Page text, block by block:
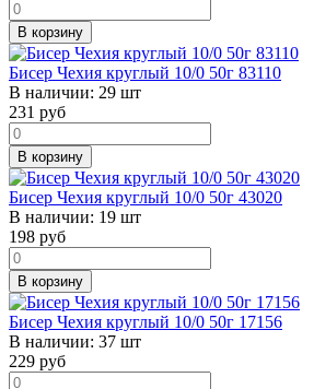
В корзину
Бисер Чехия круглый 10/0 50г 83110
В наличии: 29 шт
231 руб
В корзину
Бисер Чехия круглый 10/0 50г 43020
В наличии: 19 шт
198 руб
В корзину
Бисер Чехия круглый 10/0 50г 17156
В наличии: 37 шт
229 руб